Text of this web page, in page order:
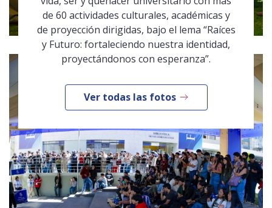
de 60 actividades culturales, académicas y
de proyección dirigidas, bajo el lema “Raíces
y Futuro: fortaleciendo nuestra identidad,
proyectándonos con esperanza”.
Ver todas las fotos